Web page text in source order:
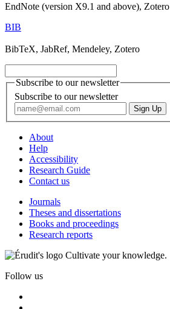
EndNote (version X9.1 and above), Zotero
BIB
BibTeX, JabRef, Mendeley, Zotero
Subscribe to our newsletter
Subscribe to our newsletter
About
Help
Accessibility
Research Guide
Contact us
Journals
Theses and dissertations
Books and proceedings
Research reports
Cultivate your knowledge.
Follow us